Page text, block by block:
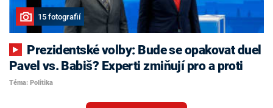
15 fotografií
Pavel vs. Babiš? Experti zmiňují pro a proti
Téma: Politika